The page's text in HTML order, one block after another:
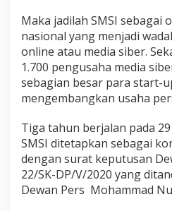
Maka jadilah SMSI sebagai
nasional yang menjadi
online atau media siber.
1.700 pengusaha media
sebagian besar para start-
mengembangkan usaha
Tiga tahun berjalan pada
SMSI ditetapkan sebagai
dengan surat keputusan
22/SK-DP/V/2020 yang
Dewan Pers Mohammad